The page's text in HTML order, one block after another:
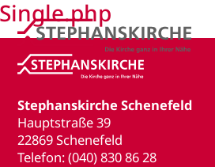
Stephanskirche Schenefeld
Hauptstraße 39
22869 Schenefeld
Telefon: (040) 830 86 28